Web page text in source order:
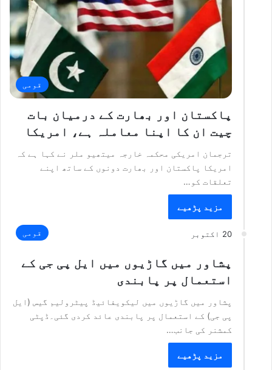
قومی
پاکستان اور بھارت کے درمیان بات
چیت ان کا اپنا معاملہ ہے، امریکا
ترجمان امریکی محکمہ خارجہ میتھیو ملر نے کہا ہے کہ
امریکا پاکستان اور بھارت دونوں کے ساتھ اپنے
تعلقات کو…
مزید پڑھیے
20 اکتوبر قومی
پشاور میں گاڑیوں میں ایل پی جی کے
استعمال پر پابندی
پشاور میں گاڑیوں میں لیکویفائیڈ پیٹرولیم گیس (ایل
پی جی) کے استعمال پر پابندی عائد کردی گئی۔ڈپٹی
کمشنر کی جانب…
مزید پڑھیے